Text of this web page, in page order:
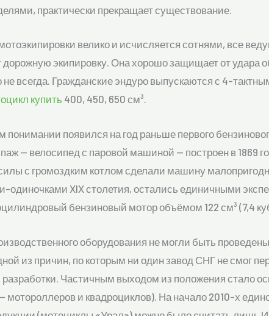
практически прекращает существование.
велико и исчисляется сотнями, все
экипировку. Она хорошо защищает от удара
не всегда. Гражданские эндуро выпускаются с 4-
купить 400, 450, 650 см³.
появился на год раньше первого
— велосипед с паровой машиной — построен в 1869
с громоздким котлом сделали машину
одиночками XIX столетия, остались единичными
бензиновый мотор объёмом 122 см³ (7,4
оборудования не могли быть
из причин, по которым ни один завод СНГ не смог
Частичным выходом из положения стало
мотороллеров и квадроциклов). На начало 2010-х